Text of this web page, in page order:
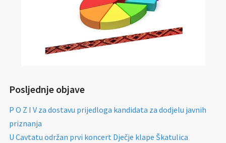
Posljednje objave
P O Z I V za dostavu prijedloga kandidata za dodjelu javnih
priznanja
U Cavtatu održan prvi koncert Dječje klape Škatulica